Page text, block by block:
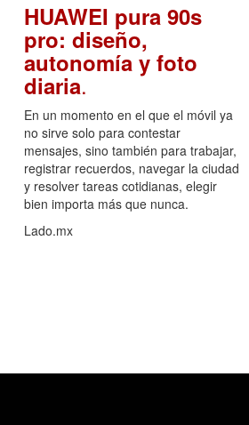
HUAWEI pura 90s
pro: diseño,
autonomía y foto
diaria.
En un momento en el que el móvil ya
no sirve solo para contestar
mensajes, sino también para trabajar,
registrar recuerdos, navegar la ciudad
y resolver tareas cotidianas, elegir
bien importa más que nunca.
Lado.mx